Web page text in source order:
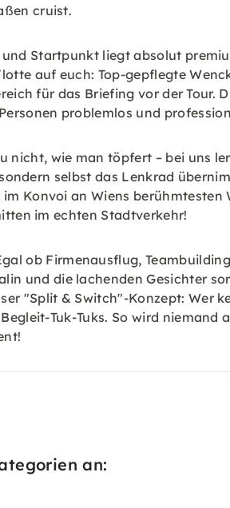
cruist.
Startpunkt liegt absolut
auf euch: Top-gepflegte
für das Briefing vor der Tour.
problemlos und
nicht, wie man töpfert – bei uns
selbst das Lenkrad
Konvoi an Wiens berühmtesten
im echten Stadtverkehr!
ob Firmenausflug,
und die lachenden Gesichter
"Split & Switch"-Konzept: Wer
Tuk-Tuks. So wird niemand
an: